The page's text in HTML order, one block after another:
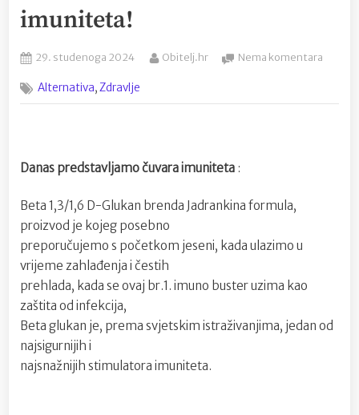
imuniteta!
Posted
29. studenoga 2024 By
Obitelj.hr Nema komentara
–
Alternativa,Zdravlje
Danas predstavljamo čuvara imuniteta :
Beta 1,3/1,6 D-Glukan brenda Jadrankina formula,
proizvod je kojeg posebno
preporučujemo s početkom jeseni, kada ulazimo u
vrijeme zahlađenja i čestih
prehlada, kada se ovaj br.1. imuno buster uzima kao
zaštita od infekcija,
Beta glukan je, prema svjetskim istraživanjima, jedan od
najsigurnijih i
najsnažnijih stimulatora imuniteta.